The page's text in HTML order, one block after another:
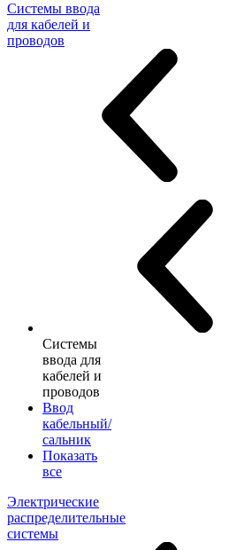
Системы ввода
для кабелей и
проводов
Системы
ввода для
кабелей и
проводов
Ввод
кабельный/
сальник
Показать
все
Электрические
распределительные
системы